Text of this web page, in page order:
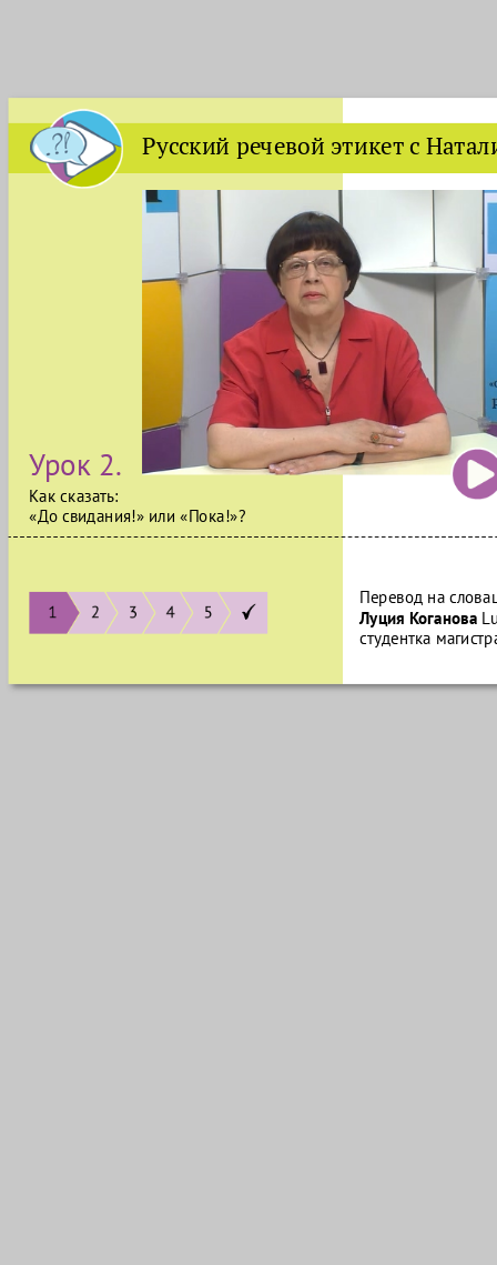
Перевод на
Луция Коганова
студентка
Русский речевой этикет с
Урок 2.
Как сказать:
«До свидания!» или «Пока!»?